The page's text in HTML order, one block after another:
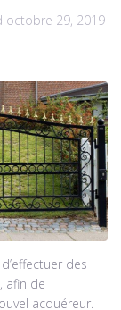
octobre 29, 2019
des
afin de
acquéreur.